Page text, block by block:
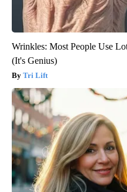
Wrinkles: Most People Use
(It's Genius)
Tri Lift